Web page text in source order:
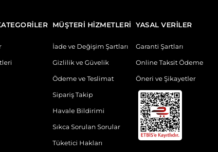
MÜŞTERİ HİZMETLERİ
İade ve Değişim Şartları
Gizlilik ve Güvelik
Ödeme ve Teslimat
Sipariş Takip
Havale Bildirimi
Sıkca Sorulan Sorular
Tüketici Hakları
YASAL VERİLER
Garanti Şartları
Online Taksit Ödeme
Öneri ve Şikayetler